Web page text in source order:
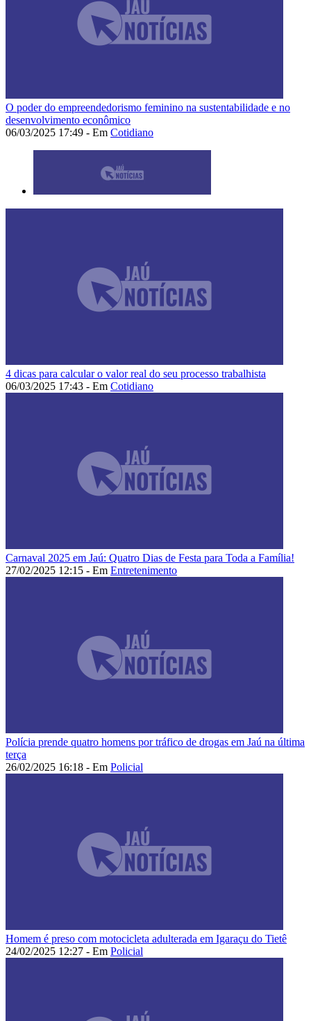
O poder do empreendedorismo feminino na sustentabilidade e no
desenvolvimento econômico
06/03/2025 17:49 - Em Cotidiano
4 dicas para calcular o valor real do seu processo trabalhista
06/03/2025 17:43 - Em Cotidiano
Carnaval 2025 em Jaú: Quatro Dias de Festa para Toda a Família!
27/02/2025 12:15 - Em Entretenimento
Polícia prende quatro homens por tráfico de drogas em Jaú na última
terça
26/02/2025 16:18 - Em Policial
Homem é preso com motocicleta adulterada em Igaraçu do Tietê
24/02/2025 12:27 - Em Policial